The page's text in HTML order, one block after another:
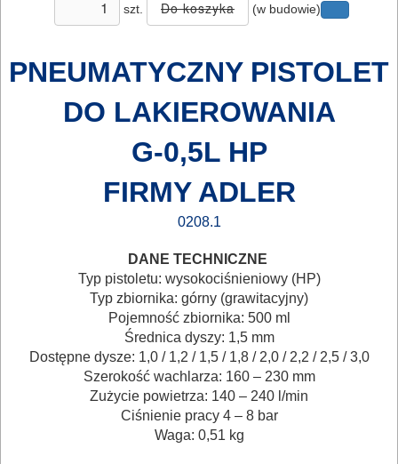
AKCESORIA
ELEKTRONARZĘDZI
MAGAZYNOWANIE
TRANSPORTOWANIE
BUDOWLANE
ELEKTRY..
GLAZURNICZE
AKCESORIA
szt. (w budowie)
PNEUMATYCZNY PISTOLET
DO LAKIEROWANIA
G-0,5L HP
FIRMY ADLER
0208.1
DANE TECHNICZNE
Typ pistoletu: wysokociśnieniowy (HP)
Typ zbiornika: górny (grawitacyjny)
Pojemność zbiornika: 500 ml
Średnica dyszy: 1,5 mm
Dostępne dysze: 1,0 / 1,2 / 1,5 / 1,8 / 2,0 / 2,2 / 2,5 / 3,0
Szerokość wachlarza: 160 – 230 mm
Zużycie powietrza: 140 – 240 l/min
Ciśnienie pracy 4 – 8 bar
Waga: 0,51 kg